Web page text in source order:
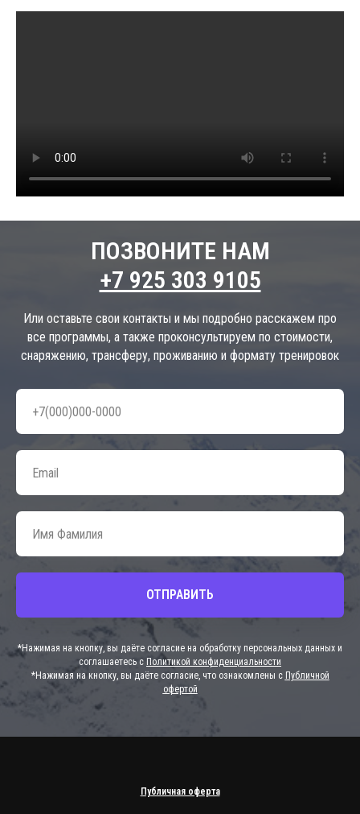
ПОЗВОНИТЕ НАМ
+7 925 303 9105
Или оставьте свои контакты и мы подробно расскажем про
все программы, а также проконсультируем по стоимости,
снаряжению, трансферу, проживанию и формату тренировок
ОТПРАВИТЬ
*Нажимая на кнопку, вы даёте согласие на обработку персональных данных и
соглашаетесь с Политикой конфиденциальности
*Нажимая на кнопку, вы даёте согласие, что ознакомлены с Публичной
офертой
Публичная оферта